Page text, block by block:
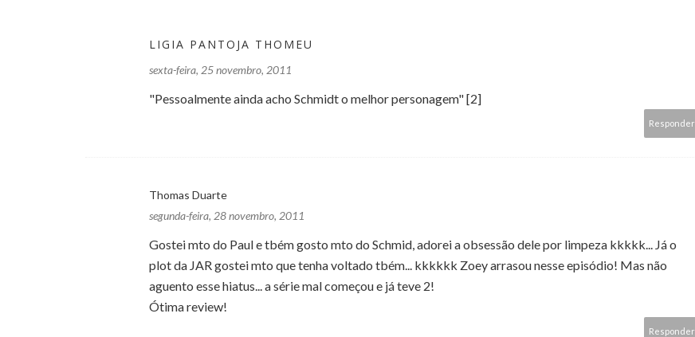
LIGIA PANTOJA THOMEU
sexta-feira, 25 novembro, 2011
"Pessoalmente ainda acho Schmidt o melhor personagem" [2]
Responder
Thomas Duarte
segunda-feira, 28 novembro, 2011
Gostei mto do Paul e tbém gosto mto do Schmid, adorei a obsessão dele por limpeza kkkkk... Já o
plot da JAR gostei mto que tenha voltado tbém... kkkkkk Zoey arrasou nesse episódio! Mas não
aguento esse hiatus... a série mal começou e já teve 2!
Ótima review!
Responder